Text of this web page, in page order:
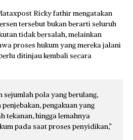
Ricky fathir mengatakan
tersebut bukan berarti seluruh
tidak bersalah, melainkan
proses hukum yang mereka jalani
ditinjau kembali secara
sejumlah pola yang berulang,
pengakuan yang
tekanan, hingga lemahnya
pada saat proses penyidikan,”